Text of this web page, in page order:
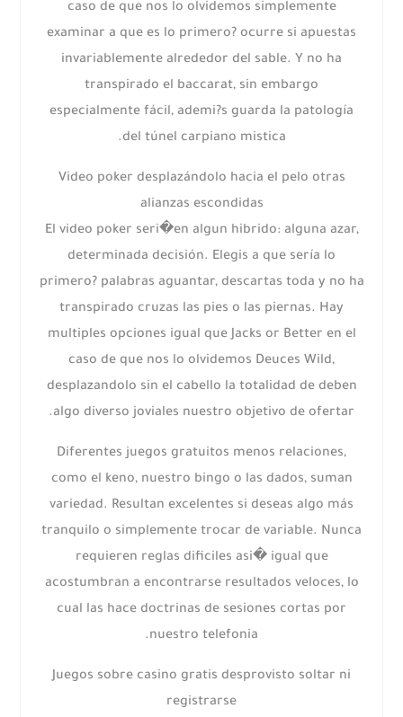
caso de que nos lo olvidemos simplemente
examinar a que es lo primero? ocurre si apuestas
invariablemente alrededor del sable. Y no ha
transpirado el baccarat, sin embargo
especialmente fácil, ademi?s guarda la patologí­a
del túnel carpiano mistica.
Video poker desplazándolo hacia el pelo otras
alianzas escondidas
El video poker seri�en algun hibrido: alguna azar,
determinada decisión. Elegis a que serí­a lo
primero? palabras aguantar, descartas toda y no ha
transpirado cruzas las pies o las piernas. Hay
multiples opciones igual que Jacks or Better en el
caso de que nos lo olvidemos Deuces Wild,
desplazandolo sin el cabello la totalidad de deben
algo diverso joviales nuestro objetivo de ofertar.
Diferentes juegos gratuitos menos relaciones,
como el keno, nuestro bingo o las dados, suman
variedad. Resultan excelentes si deseas algo más
tranquilo o simplemente trocar de variable. Nunca
requieren reglas dificiles asi� igual que
acostumbran a encontrarse resultados veloces, lo
cual las hace doctrinas de sesiones cortas por
nuestro telefonia.
Juegos sobre casino gratis desprovisto soltar ni
registrarse